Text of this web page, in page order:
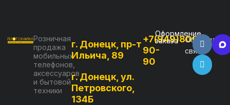
Розничная
продажа
мобильных
телефонов,
аксессуаров
и бытовой
техники
г. Донецк, пр-т
Ильича, 89
г. Донецк, ул.
Петровского,
134Б
+7(949)800-
90-
90
Оформление
заказа
Обратная
связь